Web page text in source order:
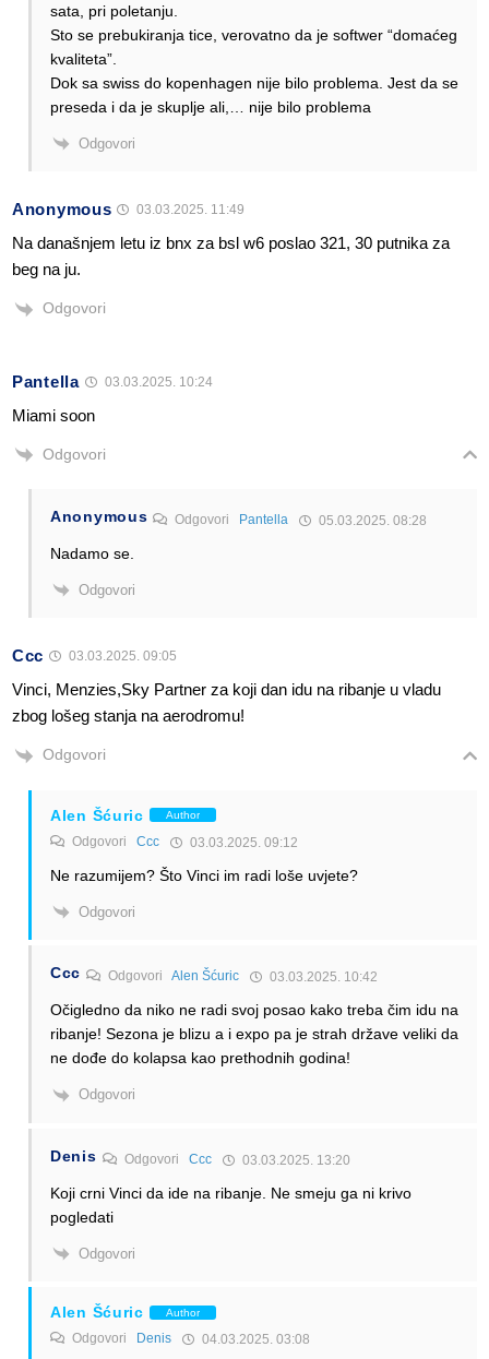
sata, pri poletanju.
Sto se prebukiranja tice, verovatno da je softwer “domaćeg
kvaliteta”.
Dok sa swiss do kopenhagen nije bilo problema. Jest da se
preseda i da je skuplje ali,… nije bilo problema
Odgovori
Anonymous 03.03.2025. 11:49
Na današnjem letu iz bnx za bsl w6 poslao 321, 30 putnika za
beg na ju.
Odgovori
Pantella 03.03.2025. 10:24
Miami soon
Odgovori
Anonymous Odgovori Pantella 05.03.2025. 08:28
Nadamo se.
Odgovori
Ccc 03.03.2025. 09:05
Vinci, Menzies,Sky Partner za koji dan idu na ribanje u vladu
zbog lošeg stanja na aerodromu!
Odgovori
Alen Šćuric Author
Odgovori Ccc 03.03.2025. 09:12
Ne razumijem? Što Vinci im radi loše uvjete?
Odgovori
Ccc OdgovoriAlen Šćuric 03.03.2025. 10:42
Očigledno da niko ne radi svoj posao kako treba čim idu na
ribanje! Sezona je blizu a i expo pa je strah države veliki da
ne dođe do kolapsa kao prethodnih godina!
Odgovori
Denis Odgovori Ccc 03.03.2025. 13:20
Koji crni Vinci da ide na ribanje. Ne smeju ga ni krivo
pogledati
Odgovori
Alen Šćuric Author
Odgovori Denis 04.03.2025. 03:08